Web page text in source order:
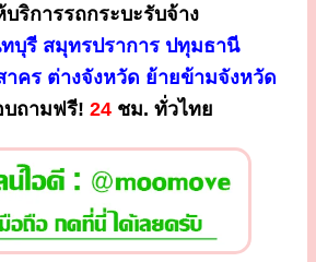
ริการรถกระบะรับจ้าง
บุรี สมุทรปราการ ปทุมธานี
คร ต่างจังหวัด ย้ายข้ามจังหวัด
ถามฟรี! 24 ชม. ทั่วไทย